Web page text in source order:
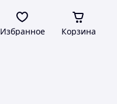
Избранное Корзина